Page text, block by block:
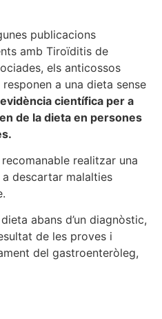
publicacions
amb Tiroïditis de
els anticossos
a una dieta sense
científica per a
de la dieta en persones
realitzar una
descartar malalties
abans d’un diagnòstic,
de les proves i
del gastroenteròleg,